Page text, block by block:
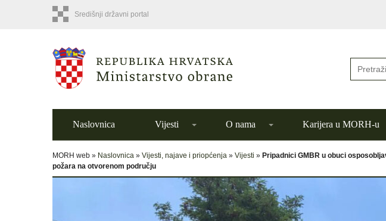
Središnji državni portal
Naslovnica Vijesti O nama Karijera u MORH-u
MORH web » Naslovnica » Vijesti, najave i priopćenja » Vijesti » Pripadnici GMBR u obuci
požara na otvorenom području